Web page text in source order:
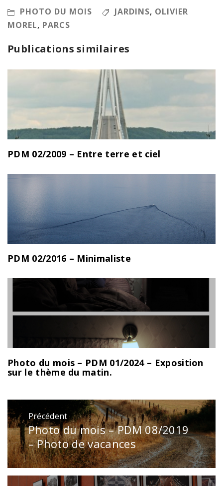
PHOTO DU MOIS JARDINS, OLIVIER
MOREL, PARCS
Publications similaires
PDM 02/2009 – Entre terre et ciel
PDM 02/2016 – Minimaliste
Photo du mois – PDM 01/2024 – Exposition
sur le thème du matin.
Navigation
de
l’article
Précédent
Publication
précédente
:
Photo du mois – PDM 08/2019
– Photo de vacances